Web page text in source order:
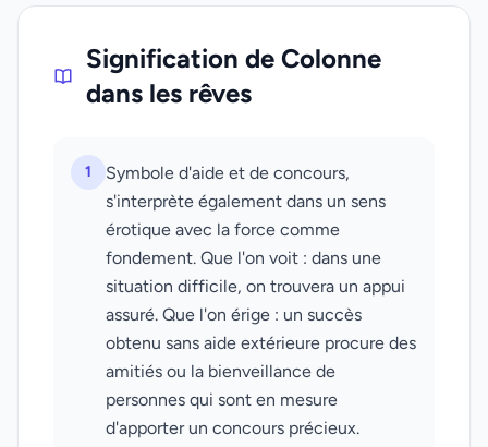
Signification de Colonne
dans les rêves
1
Symbole d'aide et de concours,
s'interprète également dans un sens
érotique avec la force comme
fondement. Que l'on voit : dans une
situation difficile, on trouvera un appui
assuré. Que l'on érige : un succès
obtenu sans aide extérieure procure des
amitiés ou la bienveillance de
personnes qui sont en mesure
d'apporter un concours précieux.